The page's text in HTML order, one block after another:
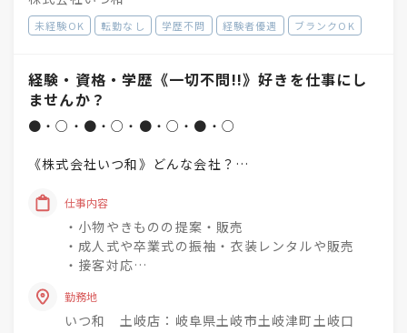
未経験OK 転勤なし 学歴不問 経験者優遇 ブランクOK
経験・資格・学歴《一切不問!!》好きを仕事にし
ませんか？
●・○・●・○・●・○・●・○
《株式会社いつ和》どんな会社？
「一人でも多く、一度でも多く、
着物着姿を増やしていく」
という理念を掲げています♪
興味関心を深めながら
成長できる社風◎
仕事内容
・小物やきものの提案・販売
・成人式や卒業式の振袖・衣装レンタルや販売
・接客対応
・おでかけ会 / 着付け教室 / お手入れ相談会のご
案内
勤務地
いつ和 土岐店：岐阜県土岐市土岐津町土岐口